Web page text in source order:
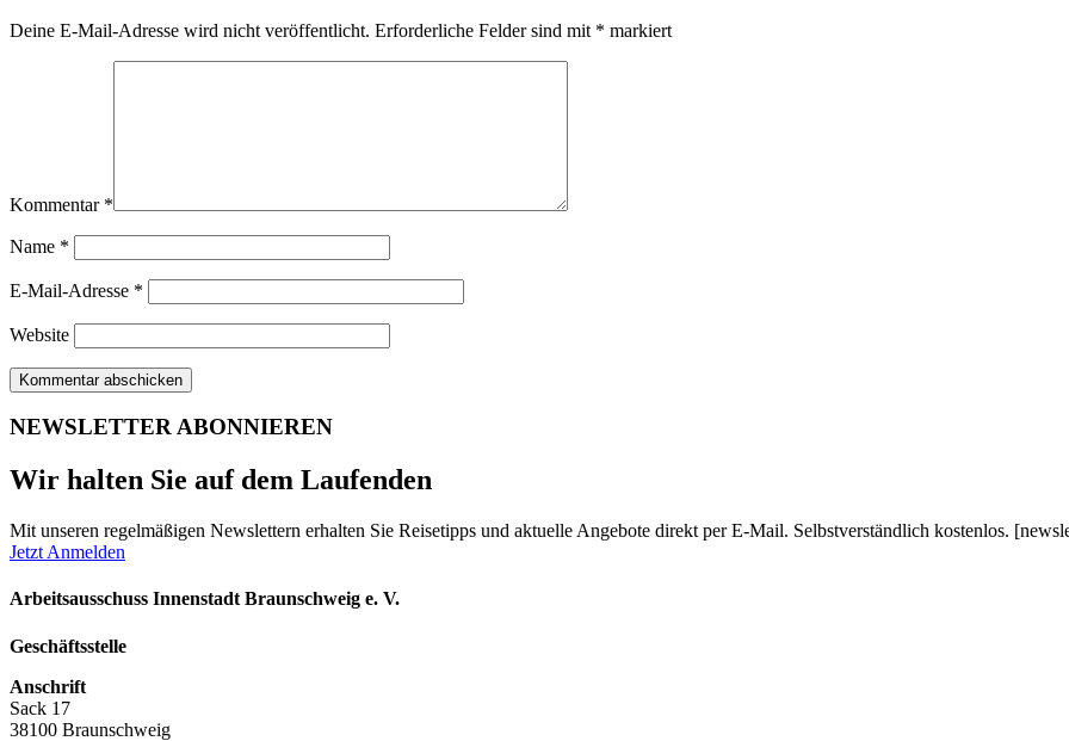
Deine E-Mail-Adresse wird nicht veröffentlicht. Erforderliche Felder sind mit * markiert
Kommentar *
Name *
E-Mail-Adresse *
Website
NEWSLETTER ABONNIEREN
Wir halten Sie auf dem Laufenden
Mit unseren regelmäßigen Newslettern erhalten Sie Reisetipps und aktuelle Angebote direkt per E-Mail. Selbstverständlich kostenlos.
Jetzt Anmelden
Arbeitsausschuss Innenstadt Braunschweig e. V.
Geschäftsstelle
Anschrift
Sack 17
38100 Braunschweig